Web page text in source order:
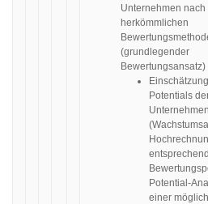
Unternehmen nach
herkömmlichen
(grundlegender
Bewertungsansatz)
Potentials
Potential-
einer